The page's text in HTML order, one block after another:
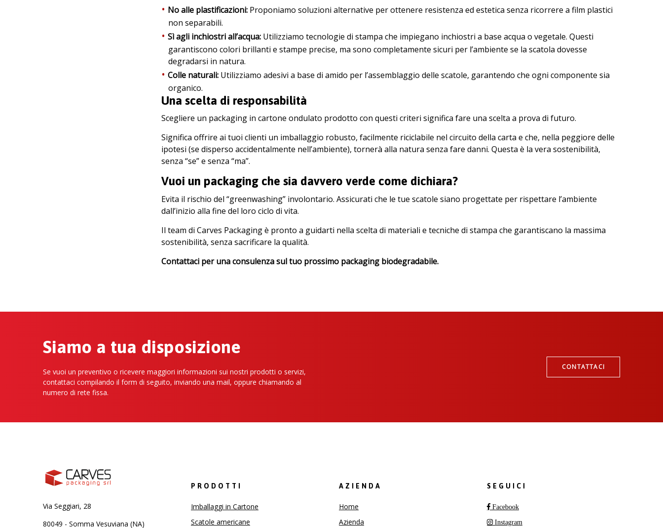
No alle plastificazioni: Proponiamo soluzioni alternative per ottenere resistenza ed estetica senza ricorrere a film plastici
non separabili.
Sì agli inchiostri all’acqua: Utilizziamo tecnologie di stampa che impiegano inchiostri a base acqua o vegetale. Questi
garantiscono colori brillanti e stampe precise, ma sono completamente sicuri per l’ambiente se la scatola dovesse
degradarsi in natura.
Colle naturali: Utilizziamo adesivi a base di amido per l’assemblaggio delle scatole, garantendo che ogni componente sia
organico.
Una scelta di responsabilità
Scegliere un packaging in cartone ondulato prodotto con questi criteri significa fare una scelta a prova di futuro.
Significa offrire ai tuoi clienti un imballaggio robusto, facilmente riciclabile nel circuito della carta e che, nella peggiore delle
ipotesi (se disperso accidentalmente nell’ambiente), tornerà alla natura senza fare danni. Questa è la vera sostenibilità,
senza “se” e senza “ma”.
Vuoi un packaging che sia davvero verde come dichiara?
Evita il rischio del “greenwashing” involontario. Assicurati che le tue scatole siano progettate per rispettare l’ambiente
dall’inizio alla fine del loro ciclo di vita.
Il team di Carves Packaging è pronto a guidarti nella scelta di materiali e tecniche di stampa che garantiscano la massima
sostenibilità, senza sacrificare la qualità.
Contattaci per una consulenza sul tuo prossimo packaging biodegradabile.
Siamo a tua disposizione
Se vuoi un preventivo o ricevere maggiori informazioni sui nostri prodotti o servizi,
contattaci compilando il form di seguito, inviando una mail, oppure chiamando al
numero di rete fissa.
CONTATTACI
Via Seggiari, 28
80049 - Somma Vesuviana (NA)
PRODOTTI
Imballaggi in Cartone
Scatole americane
AZIENDA
Home
Azienda
SEGUICI
Facebook
Instagram